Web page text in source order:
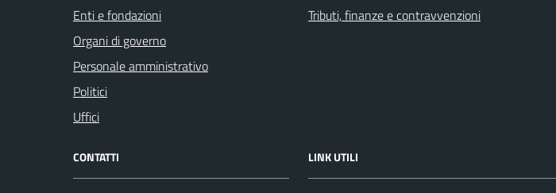
Enti e fondazioni
Organi di governo
Personale amministrativo
Politici
Uffici
Tributi, finanze e contravvenzioni
CONTATTI LINK UTILI